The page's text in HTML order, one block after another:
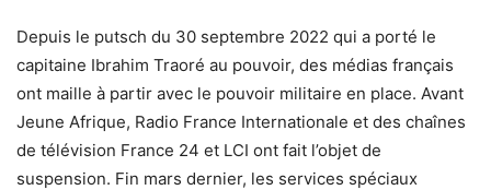
Depuis le putsch du 30 septembre 2022 qui a porté le
capitaine Ibrahim Traoré au pouvoir, des médias français
ont maille à partir avec le pouvoir militaire en place. Avant
Jeune Afrique, Radio France Internationale et des chaînes
de télévision France 24 et LCI ont fait l’objet de
suspension. Fin mars dernier, les services spéciaux